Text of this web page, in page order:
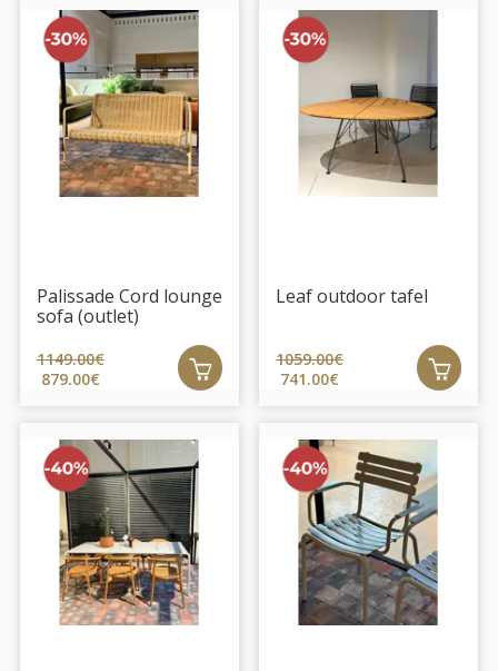
Palissade Cord lounge
sofa (outlet)
1149.00€
879.00€
Leaf outdoor tafel
1059.00€
741.00€